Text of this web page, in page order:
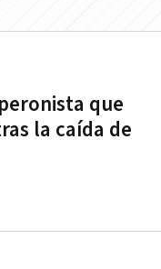
que
la caída de